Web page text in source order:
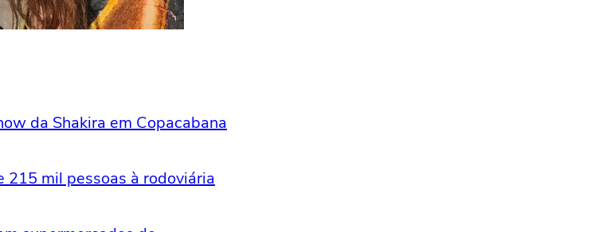
da Shakira em Copacabana
215 mil pessoas à rodoviária